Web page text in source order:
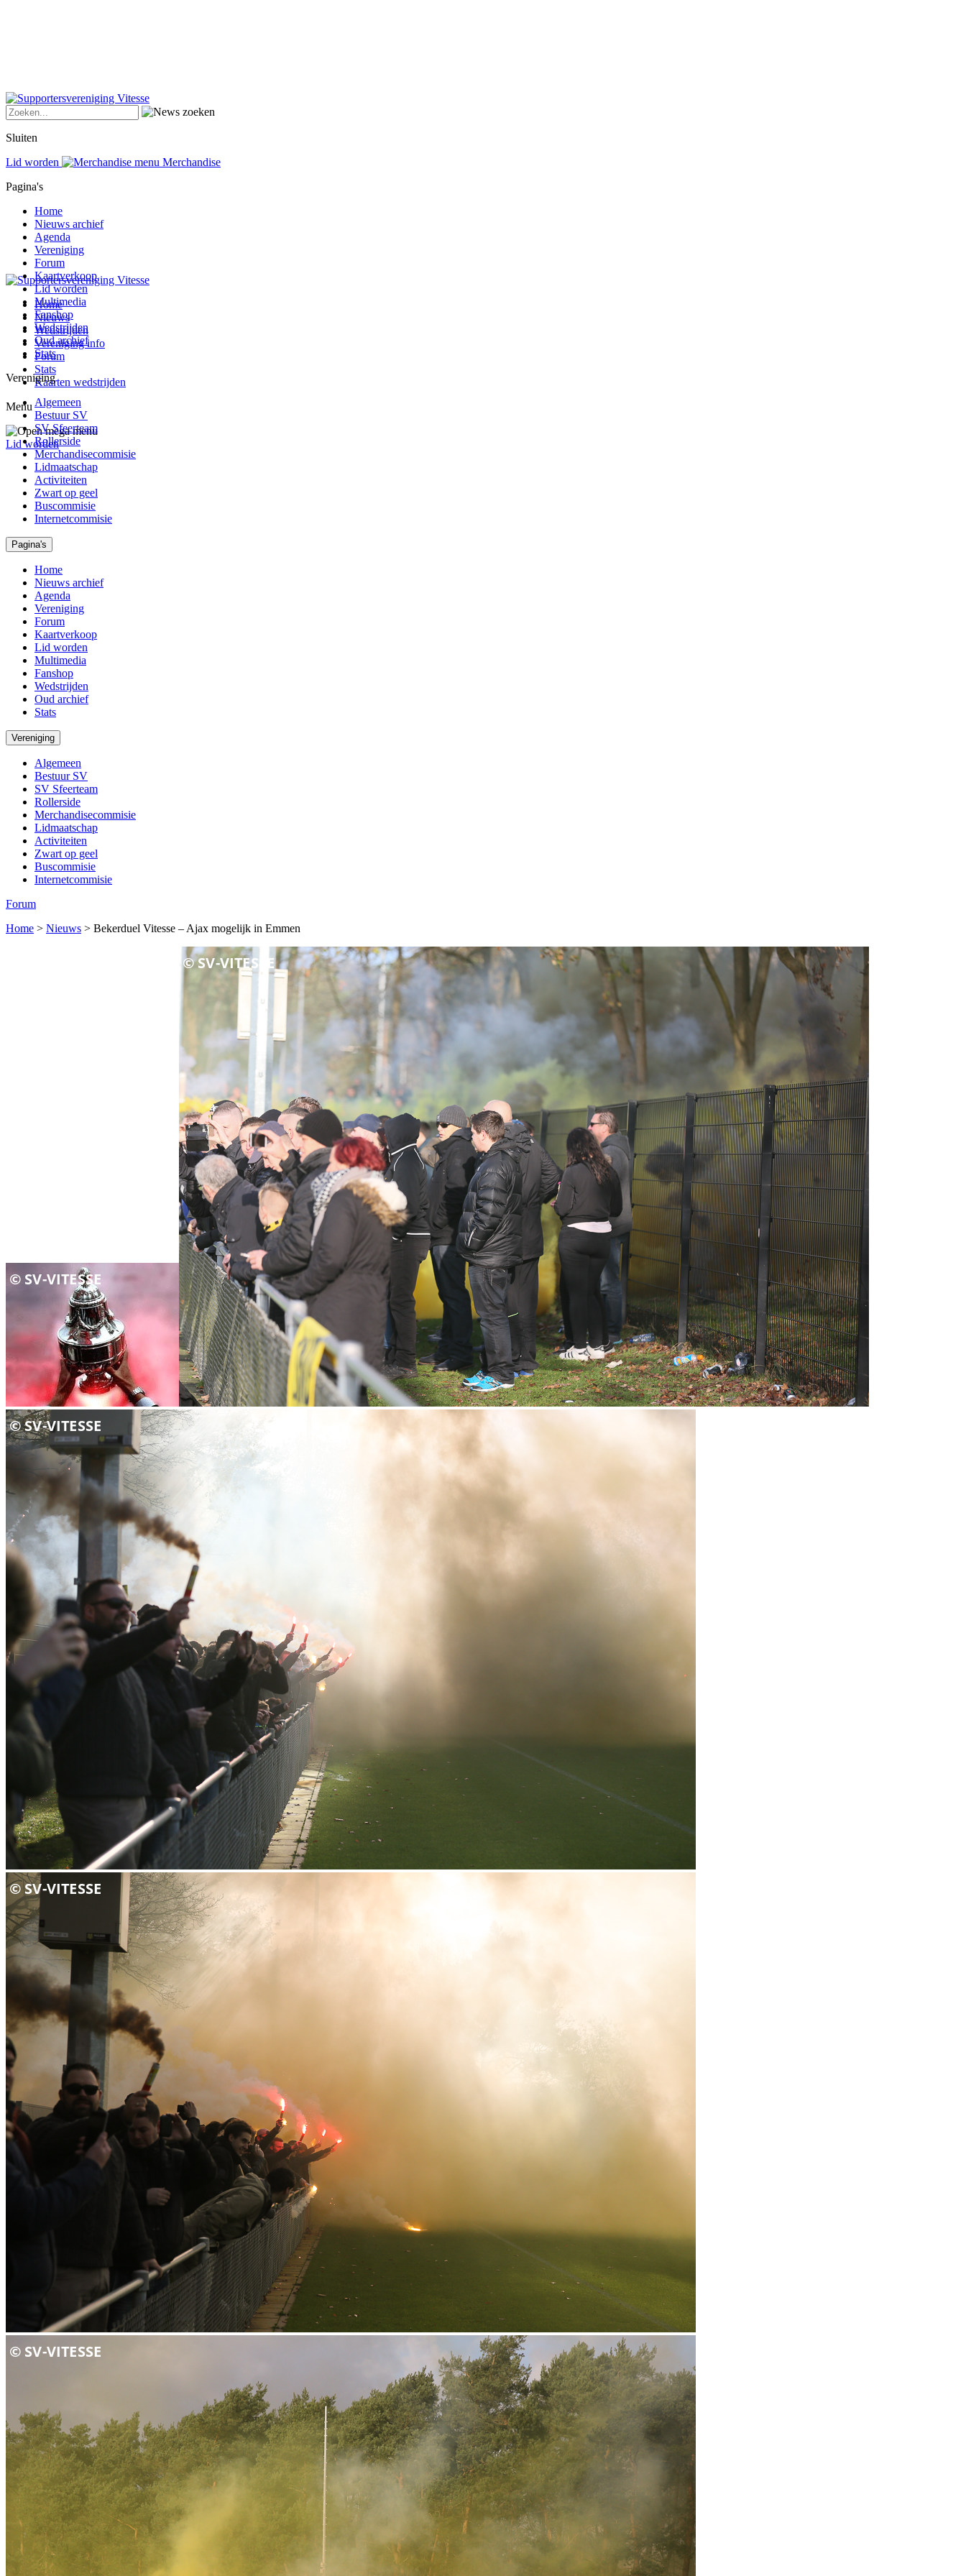
Home
Nieuws
Wedstrijden
Vereniging info
Forum
Stats
Kaarten wedstrijden
Menu
Lid worden
Sluiten
Lid worden
Merchandise
Pagina's
Home
Nieuws archief
Agenda
Vereniging
Forum
Kaartverkoop
Lid worden
Multimedia
Fanshop
Wedstrijden
Oud archief
Stats
Vereniging
Algemeen
Bestuur SV
SV Sfeerteam
Rollerside
Merchandisecommisie
Lidmaatschap
Activiteiten
Zwart op geel
Buscommisie
Internetcommisie
Pagina's
Home
Nieuws archief
Agenda
Vereniging
Forum
Kaartverkoop
Lid worden
Multimedia
Fanshop
Wedstrijden
Oud archief
Stats
Vereniging
Algemeen
Bestuur SV
SV Sfeerteam
Rollerside
Merchandisecommisie
Lidmaatschap
Activiteiten
Zwart op geel
Buscommisie
Internetcommisie
Forum
Home > Nieuws > Bekerduel Vitesse – Ajax mogelijk in Emmen